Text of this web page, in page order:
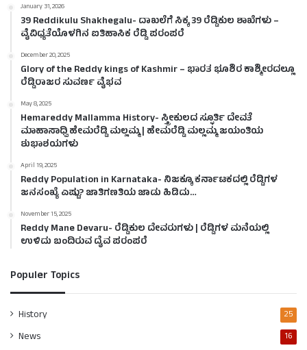
January 31, 2026
39 Reddikulu Shakhegalu- ದಾಖಲೆಗೆ ಸಿಕ್ಕ 39 ರೆಡ್ಡಿಕುಲ ಶಾಖೆಗಳು –
ವೈವಿಧ್ಯತೆಯೊಳಗಿನ ಐತಿಹಾಸಿಕ ರೆಡ್ಡಿ ಪರಂಪರೆ
December 20, 2025
Glory of the Reddy kings of Kashmir – ಭಾರತ ಭೂಶಿರ ಕಾಶ್ಮೀರದಲ್ಲೂ
ರೆಡ್ಡಿರಾಜರ ಸುವರ್ಣ ವೈಭವ
May 8, 2025
Hemareddy Mallamma History- ಸ್ತ್ರೀಕುಲದ ಸ್ಫೂರ್ತಿ ದೇವತೆ
ಮಾಹಾಸಾಧ್ವಿ ಹೇಮರೆಡ್ಡಿ ಮಲ್ಲಮ್ಮ | ಹೇಮರೆಡ್ಡಿ ಮಲ್ಲಮ್ಮ ಜಯಂತಿಯ
ಶುಭಾಶಯಗಳು
April 19, 2025
Reddy Population in Karnataka- ನಿಜಕ್ಕೂ ಕರ್ನಾಟಕದಲ್ಲಿ ರೆಡ್ಡಿಗಳ
ಜನಸಂಖ್ಯೆ ಎಷ್ಟು? ಜಾತಿಗಣತಿಯ ಜಾಡು ಹಿಡಿದು…
November 15, 2025
Reddy Mane Devaru- ರೆಡ್ಡಿಕುಲ ದೇವರುಗಳು | ರೆಡ್ಡಿಗಳ ಮನೆಯಲ್ಲಿ
ಉಳಿದು ಬಂದಿರುವ ದೈವ ಪರಂಪರೆ
Populer Topics
History 25
News 16